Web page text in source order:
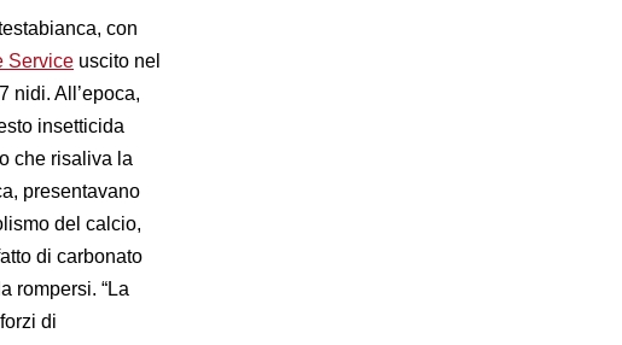
con
Service uscito nel
nidi. All’epoca,
insetticida
che risaliva la
presentavano
del calcio,
di carbonato
rompersi. “La
di